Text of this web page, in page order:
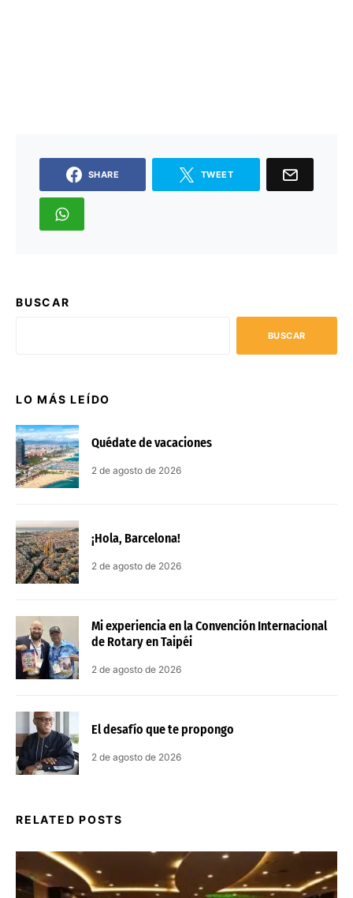
SHARE TWEET
BUSCAR
BUSCAR
LO MÁS LEÍDO
Quédate de vacaciones
2 de agosto de 2026
¡Hola, Barcelona!
2 de agosto de 2026
Mi experiencia en la Convención Internacional
de Rotary en Taipéi
2 de agosto de 2026
El desafío que te propongo
2 de agosto de 2026
RELATED POSTS